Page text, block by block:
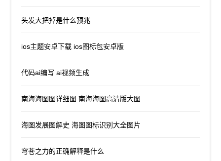
头发大把掉是什么预兆
ios主题安卓下载 ios图标包安卓版
代码ai编写 ai视频生成
南海海图图详细图 南海海图高清版大图
海图发展图解史 海图图标识别大全图片
穹苍之力的正确解释是什么